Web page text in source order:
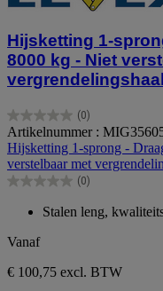
Hijsketting 1-
8000 kg - Niet
(0)
0.0
van
de
5
sterren.
Artikelnummer :
Hijsketting 1-sprong -
verstelbaar met
(0)
0.0
5
Stalen leng,
Vanaf
€ 100,75 excl. BTW